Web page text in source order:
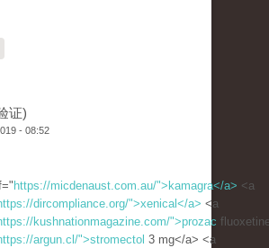
证)
- 08:52
https://micdenaust.com.au/">kamagra</a> <a
dircompliance.org/">xenical</a> <a
kushnationmagazine.com/">prozac
argun.cl/">stromectol 3 mg</a> <a